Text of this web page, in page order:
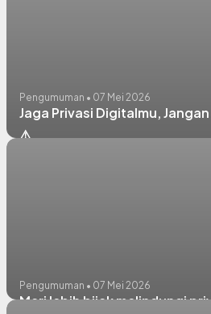
Pengumuman • 07 Mei 2026
Jaga Privasi Digitalmu, Jangan
⚠️
Pengumuman • 07 Mei 2026
Mari lebih bijak melindungi